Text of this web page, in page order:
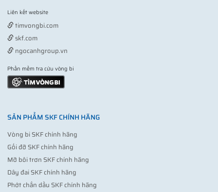
Liên kết website
timvongbi.com
skf.com
ngocanhgroup.vn
Phần mềm tra cứu vòng bi
SẢN PHẨM SKF CHÍNH HÃNG
Vòng bi SKF chính hãng
Gối đỡ SKF chính hãng
Mỡ bôi trơn SKF chính hãng
Dây đai SKF chính hãng
Phớt chắn dầu SKF chính hãng